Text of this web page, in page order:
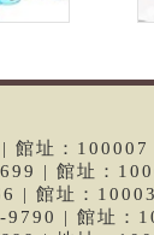
址：100007
| 館址：
| 館址：
| 館址：